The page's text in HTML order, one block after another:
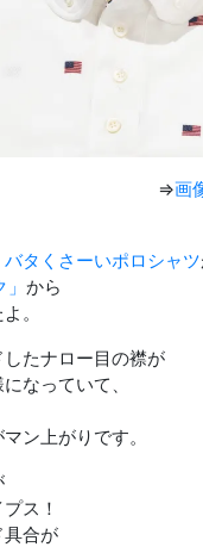
⇒画
バタくさーいポロシャツ
から
。
たナロー目の襟が
なっていて、
ン上がりです。
ス！
具合が